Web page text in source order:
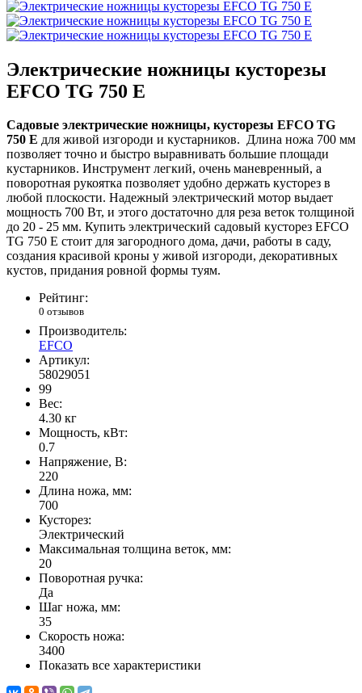
Электрические ножницы кусторезы
EFCO TG 750 E
Садовые электрические ножницы, кусторезы EFCO TG
750 E для живой изгороди и кустарников. Длина ножа 700 мм
позволяет точно и быстро выравнивать большие площади
кустарников. Инструмент легкий, очень маневренный, а
поворотная рукоятка позволяет удобно держать кусторез в
любой плоскости. Надежный электрический мотор выдает
мощность 700 Вт, и этого достаточно для реза веток толщиной
до 20 - 25 мм. Купить электрический садовый кусторез EFCO
TG 750 E стоит для загородного дома, дачи, работы в саду,
создания красивой кроны у живой изгороди, декоративных
кустов, придания ровной формы туям.
Рейтинг:
0 отзывов
Производитель:
EFCO
Артикул:
58029051
99
Вес:
4.30 кг
Мощность, кВт:
0.7
Напряжение, В:
220
Длина ножа, мм:
700
Кусторез:
Электрический
Максимальная толщина веток, мм:
20
Поворотная ручка:
Да
Шаг ножа, мм:
35
Скорость ножа:
3400
Показать все характеристики